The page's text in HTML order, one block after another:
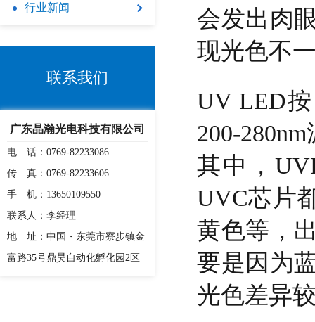
行业新闻
联系我们
广东晶瀚光电科技有限公司
电 话：0769-82233086
传 真：0769-82233606
手 机：13650109550
联系人：李经理
地 址：中国・东莞市寮步镇金
富路35号鼎昊自动化孵化园2区
会发出肉
现光色不
UV LED
200-
其中，
UVC芯片
黄色等，
要是因为
光色差异